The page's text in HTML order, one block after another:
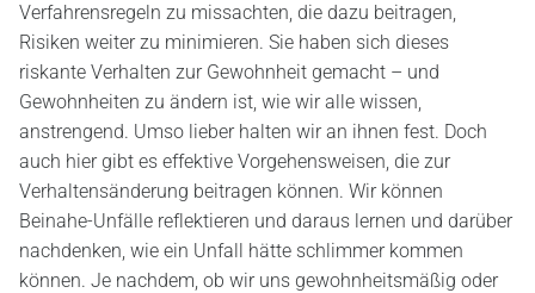
Verfahrensregeln zu missachten, die dazu beitragen,
Risiken weiter zu minimieren. Sie haben sich dieses
riskante Verhalten zur Gewohnheit gemacht – und
Gewohnheiten zu ändern ist, wie wir alle wissen,
anstrengend. Umso lieber halten wir an ihnen fest. Doch
auch hier gibt es effektive Vorgehensweisen, die zur
Verhaltensänderung beitragen können. Wir können
Beinahe-Unfälle reflektieren und daraus lernen und darüber
nachdenken, wie ein Unfall hätte schlimmer kommen
können. Je nachdem, ob wir uns gewohnheitsmäßig oder